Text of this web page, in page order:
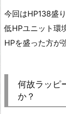
今回はHP138盛
低HPユニット環
HPを盛った方が
何故ラッピ
か？